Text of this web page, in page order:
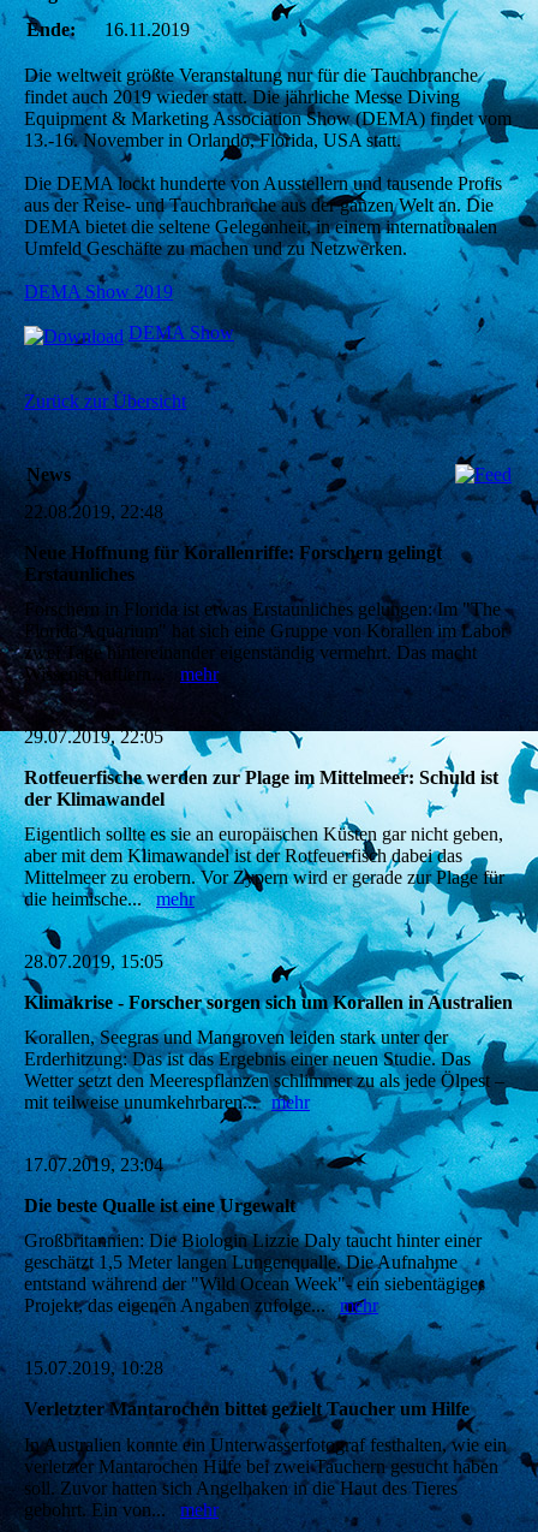
Ende:
16.11.2019
Die weltweit größte Veranstaltung nur für die Tauchbranche
findet auch 2019 wieder statt. Die jährliche Messe Diving
Equipment & Marketing Association Show (DEMA) findet vom
13.-16. November in Orlando, Florida, USA statt.
Die DEMA lockt hunderte von Ausstellern und tausende Profis
aus der Reise- und Tauchbranche aus der ganzen Welt an. Die
DEMA bietet die seltene Gelegenheit, in einem internationalen
Umfeld Geschäfte zu machen und zu Netzwerken.
DEMA Show 2019
DEMA Show
Zurück zur Übersicht
News
22.08.2019, 22:48
Neue Hoffnung für Korallenriffe: Forschern gelingt
Erstaunliches
Forschern in Florida ist etwas Erstaunliches gelungen: Im "The
Florida Aquarium" hat sich eine Gruppe von Korallen im Labor
zwei Tage hintereinander eigenständig vermehrt. Das macht
Wissenschaftlern... mehr
29.07.2019, 22:05
Rotfeuerfische werden zur Plage im Mittelmeer: Schuld ist
der Klimawandel
Eigentlich sollte es sie an europäischen Küsten gar nicht geben,
aber mit dem Klimawandel ist der Rotfeuerfisch dabei das
Mittelmeer zu erobern. Vor Zypern wird er gerade zur Plage für
die heimische...mehr
28.07.2019, 15:05
Klimakrise - Forscher sorgen sich um Korallen in Australien
Korallen, Seegras und Mangroven leiden stark unter der
Erderhitzung: Das ist das Ergebnis einer neuen Studie. Das
Wetter setzt den Meerespflanzen schlimmer zu als jede Ölpest –
mit teilweise unumkehrbaren...mehr
17.07.2019, 23:04
Die beste Qualle ist eine Urgewalt
Großbritannien: Die Biologin Lizzie Daly taucht hinter einer
geschätzt 1,5 Meter langen Lungenqualle. Die Aufnahme
entstand während der "Wild Ocean Week"- ein siebentägiges
Projekt, das eigenen Angaben zufolge...mehr
15.07.2019, 10:28
Verletzter Mantarochen bittet gezielt Taucher um Hilfe
In Australien konnte ein Unterwasserfotograf festhalten, wie ein
verletzter Mantarochen Hilfe bei zwei Tauchern gesucht haben
soll. Zuvor hatten sich Angelhaken in die Haut des Tieres
gebohrt. Ein von... mehr